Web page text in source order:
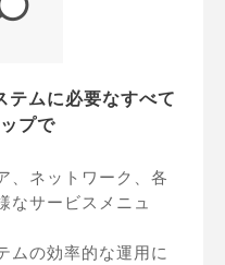
テムに必要なすべて
プで
、ネットワーク、各
なサービスメニュ
ムの効率的な運用に